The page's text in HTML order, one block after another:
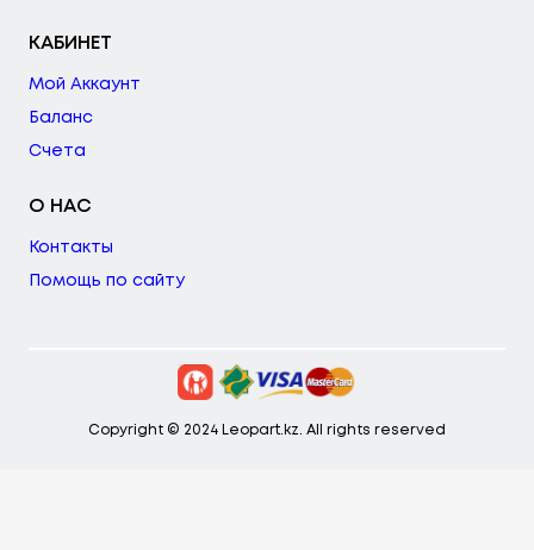
КАБИНЕТ
Мой Аккаунт
Баланс
Счета
О НАС
Контакты
Помощь по сайту
Copyright © 2024 Leopart.kz. All rights reserved